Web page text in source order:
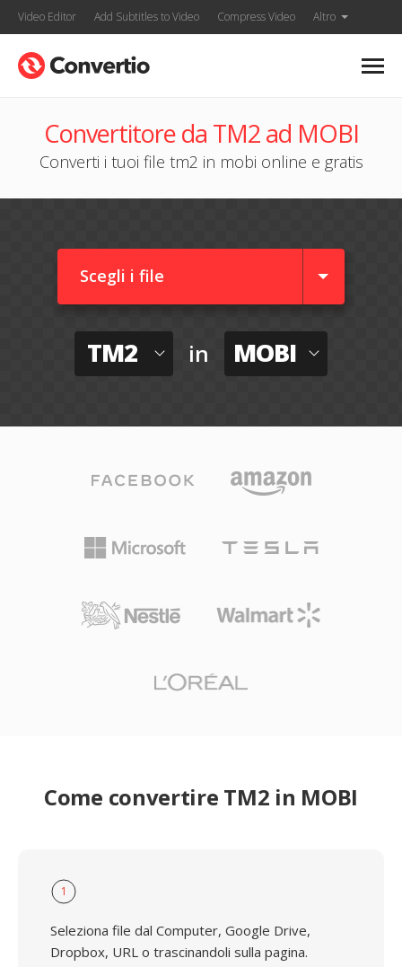
Video Editor Add Subtitles to Video Compress Video Altro
Convertitore da TM2 ad MOBI
Converti i tuoi file tm2 in mobi online e gratis
Scegli i file
TM2 in MOBI
Come convertire TM2 in MOBI
1
Seleziona file dal Computer, Google Drive,
Dropbox, URL o trascinandoli sulla pagina.